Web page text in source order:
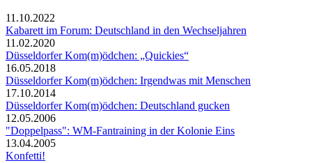
11.10.2022
Kabarett im Forum: Deutschland in den Wechseljahren
11.02.2020
Düsseldorfer Kom(m)ödchen: „Quickies“
16.05.2018
Düsseldorfer Kom(m)ödchen: Irgendwas mit Menschen
17.10.2014
Düsseldorfer Kom(m)ödchen: Deutschland gucken
12.05.2006
"Doppelpass": WM-Fantraining in der Kolonie Eins
13.04.2005
Konfetti!